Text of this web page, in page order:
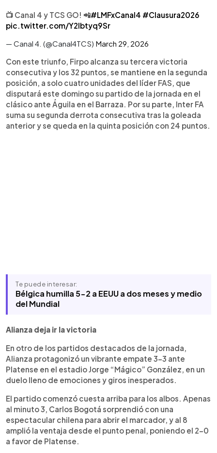
📺 Canal 4 y TCS GO! 📲#LMFxCanal4 #Clausura2026
pic.twitter.com/Y2lbtyq9Sr
— Canal 4. (@Canal4TCS) March 29, 2026
Con este triunfo, Firpo alcanza su tercera victoria
consecutiva y los 32 puntos, se mantiene en la segunda
posición, a solo cuatro unidades del líder FAS, que
disputará este domingo su partido de la jornada en el
clásico ante Águila en el Barraza. Por su parte, Inter FA
suma su segunda derrota consecutiva tras la goleada
anterior y se queda en la quinta posición con 24 puntos.
Te puede interesar:
Bélgica humilla 5-2 a EEUU a dos meses y medio
del Mundial
Alianza deja ir la victoria
En otro de los partidos destacados de la jornada,
Alianza protagonizó un vibrante empate 3-3 ante
Platense en el estadio Jorge “Mágico” González, en un
duelo lleno de emociones y giros inesperados.
El partido comenzó cuesta arriba para los albos. Apenas
al minuto 3, Carlos Bogotá sorprendió con una
espectacular chilena para abrir el marcador, y al 8
amplió la ventaja desde el punto penal, poniendo el 2-0
a favor de Platense.